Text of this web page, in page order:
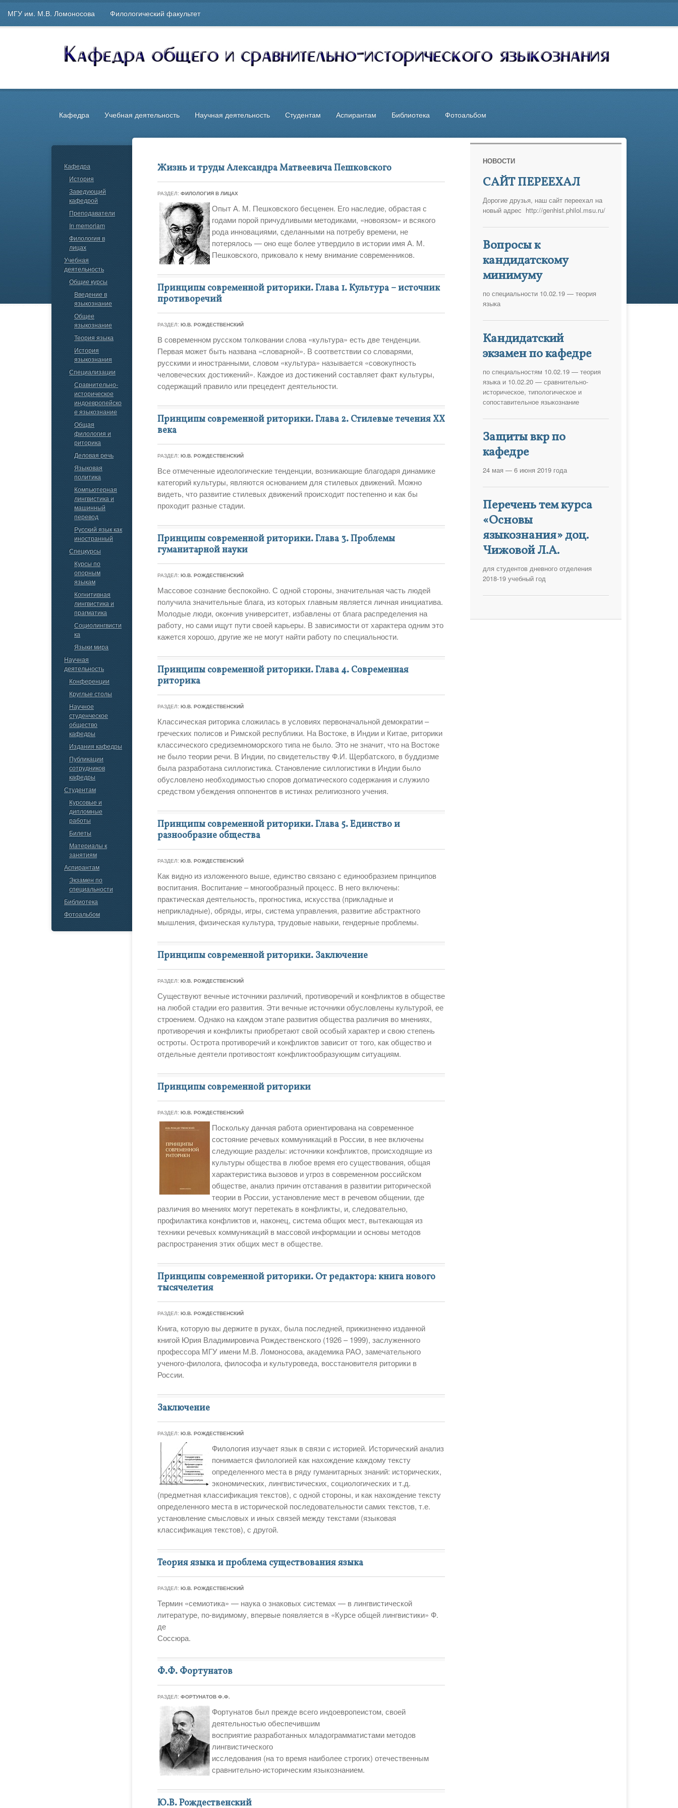
МГУ им. М.В. Ломоносова Филологический факультет
Кафедра Учебная деятельность Научная деятельность Студентам Аспирантам Библиотека Фотоальбом
Жизнь и труды Александра Матвеевича Пешковского
РАЗДЕЛ: ФИЛОЛОГИЯ В ЛИЦАХ
Опыт А. М. Пешковского бесценен. Его наследие, обрастая с
годами порой причудливыми методиками, «новоязом» и всякого
рода инновациями, сделанными на потребу времени, не
потерялось — оно еще более утвердило в истории имя А. М.
Пешковского, приковало к нему внимание современников.
Принципы современной риторики. Глава 1. Культура – источник
противоречий
РАЗДЕЛ: Ю.В. РОЖДЕСТВЕНСКИЙ
В современном русском толковании слова «культура» есть две тенденции.
Первая может быть названа «словарной». В соответствии со словарями,
русскими и иностранными, словом «культура» называется «совокупность
человеческих достижений». Каждое из достижений составляет факт культуры,
содержащий правило или прецедент деятельности.
Принципы современной риторики. Глава 2. Стилевые течения XX
века
РАЗДЕЛ: Ю.В. РОЖДЕСТВЕНСКИЙ
Все отмеченные идеологические тенденции, возникающие благодаря динамике
категорий культуры, являются основанием для стилевых движений. Можно
видеть, что развитие стилевых движений происходит постепенно и как бы
проходит разные стадии.
Принципы современной риторики. Глава 3. Проблемы
гуманитарной науки
РАЗДЕЛ: Ю.В. РОЖДЕСТВЕНСКИЙ
Массовое сознание беспокойно. С одной стороны, значительная часть людей
получила значительные блага, из которых главным является личная инициатива.
Молодые люди, окончив университет, избавлены от блага распределения на
работу, но сами ищут пути своей карьеры. В зависимости от характера одним это
кажется хорошо, другие же не могут найти работу по специальности.
Принципы современной риторики. Глава 4. Современная
риторика
РАЗДЕЛ: Ю.В. РОЖДЕСТВЕНСКИЙ
Классическая риторика сложилась в условиях первоначальной демократии –
греческих полисов и Римской республики. На Востоке, в Индии и Китае, риторики
классического средиземноморского типа не было. Это не значит, что на Востоке
не было теории речи. В Индии, по свидетельству Ф.И. Щербатского, в буддизме
была разработана силлогистика. Становление силлогистики в Индии было
обусловлено необходимостью споров догматического содержания и служило
средством убеждения оппонентов в истинах религиозного учения.
Принципы современной риторики. Глава 5. Единство и
разнообразие общества
РАЗДЕЛ: Ю.В. РОЖДЕСТВЕНСКИЙ
Как видно из изложенного выше, единство связано с единообразием принципов
воспитания. Воспитание – многообразный процесс. В него включены:
практическая деятельность, прогностика, искусства (прикладные и
неприкладные), обряды, игры, система управления, развитие абстрактного
мышления, физическая культура, трудовые навыки, гендерные проблемы.
Принципы современной риторики. Заключение
РАЗДЕЛ: Ю.В. РОЖДЕСТВЕНСКИЙ
Существуют вечные источники различий, противоречий и конфликтов в обществе
на любой стадии его развития. Эти вечные источники обусловлены культурой, ее
строением. Однако на каждом этапе развития общества различия во мнениях,
противоречия и конфликты приобретают свой особый характер и свою степень
остроты. Острота противоречий и конфликтов зависит от того, как общество и
отдельные деятели противостоят конфликтообразующим ситуациям.
Принципы современной риторики
РАЗДЕЛ: Ю.В. РОЖДЕСТВЕНСКИЙ
Поскольку данная работа ориентирована на современное
состояние речевых коммуникаций в России, в нее включены
следующие разделы: источники конфликтов, происходящие из
культуры общества в любое время его существования, общая
характеристика вызовов и угроз в современном российском
обществе, анализ причин отставания в развитии риторической
теории в России, установление мест в речевом общении, где
различия во мнениях могут перетекать в конфликты, и, следовательно,
профилактика конфликтов и, наконец, система общих мест, вытекающая из
техники речевых коммуникаций в массовой информации и основы методов
распространения этих общих мест в обществе.
Принципы современной риторики. От редактора: книга нового
тысячелетия
РАЗДЕЛ: Ю.В. РОЖДЕСТВЕНСКИЙ
Книга, которую вы держите в руках, была последней, прижизненно изданной
книгой Юрия Владимировича Рождественского (1926 – 1999), заслуженного
профессора МГУ имени М.В. Ломоносова, академика РАО, замечательного
ученого-филолога, философа и культуроведа, восстановителя риторики в
России.
Заключение
РАЗДЕЛ: Ю.В. РОЖДЕСТВЕНСКИЙ
Филология изучает язык в связи с историей. Исторический анализ
понимается филологией как нахождение каждому тексту
определенного места в ряду гуманитарных знаний: исторических,
экономических, лингвистических, социологических и т.д.
(предметная классификация текстов), с одной стороны, и как нахождение тексту
определенного места в исторической последовательности самих текстов, т.е.
установление смысловых и иных связей между текстами (языковая
классификация текстов), с другой.
Теория языка и проблема существования языка
РАЗДЕЛ: Ю.В. РОЖДЕСТВЕНСКИЙ
Термин «семиотика» — наука о знаковых системах — в лингвистической
литературе, по-видимому, впервые появляется в «Курсе общей лингвистики» Ф.
де
Соссюра.
Ф.Ф. Фортунатов
РАЗДЕЛ: ФОРТУНАТОВ Ф.Ф.
Фортунатов был прежде всего индоевропеистом, своей
деятельностью обеспечившим
восприятие разработанных младограмматистами методов
лингвистического
исследования (на то время наиболее строгих) отечественным
сравнительно-историческим языкознанием.
Ю.В. Рождественский
НОВОСТИ
САЙТ ПЕРЕЕХАЛ
Дорогие друзья, наш сайт переехал на
новый адрес http://genhist.philol.msu.ru/
Вопросы к
кандидатскому
минимуму
по специальности 10.02.19 — теория
языка
Кандидатский
экзамен по кафедре
по специальностям 10.02.19 — теория
языка и 10.02.20 — сравнительно-
историческое, типологическое и
сопоставительное языкознание
Защиты вкр по
кафедре
24 мая — 6 июня 2019 года
Перечень тем курса
«Основы
языкознания» доц.
Чижовой Л.А.
для студентов дневного отделения
2018-19 учебный год
Кафедра
История
Заведующий
кафедрой
Преподаватели
In memoriam
Филология в
лицах
Учебная
деятельность
Общие курсы
Введение в
языкознание
Общее
языкознание
Теория языка
История
языкознания
Специализации
Сравнительно-
историческое
индоевропейско
е языкознание
Общая
филология и
риторика
Деловая речь
Языковая
политика
Компьютерная
лингвистика и
машинный
перевод
Русский язык как
иностранный
Спецкурсы
Курсы по
опорным
языкам
Когнитивная
лингвистика и
прагматика
Социолингвисти
ка
Языки мира
Научная
деятельность
Конференции
Круглые столы
Научное
студенческое
общество
кафедры
Издания кафедры
Публикации
сотрудников
кафедры
Студентам
Курсовые и
дипломные
работы
Билеты
Материалы к
занятиям
Аспирантам
Экзамен по
специальности
Библиотека
Фотоальбом